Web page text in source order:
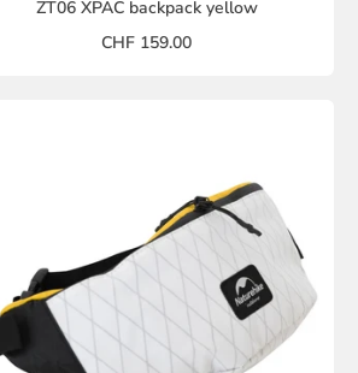
ZT06 XPAC backpack yellow
CHF 159.00